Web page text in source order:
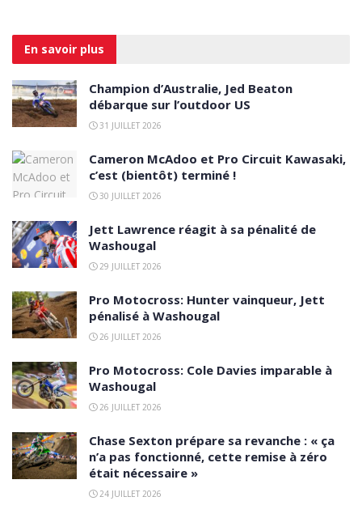
En savoir plus
Champion d’Australie, Jed Beaton
débarque sur l’outdoor US
31 JUILLET 2026
Cameron McAdoo et Pro Circuit Kawasaki,
c’est (bientôt) terminé !
30 JUILLET 2026
Jett Lawrence réagit à sa pénalité de
Washougal
29 JUILLET 2026
Pro Motocross: Hunter vainqueur, Jett
pénalisé à Washougal
26 JUILLET 2026
Pro Motocross: Cole Davies imparable à
Washougal
26 JUILLET 2026
Chase Sexton prépare sa revanche : « ça
n’a pas fonctionné, cette remise à zéro
était nécessaire »
24 JUILLET 2026